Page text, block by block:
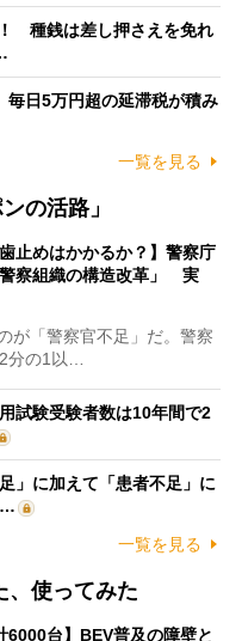
種銭は差し押さえを免れ
日5万円超の延滞税が積み
一覧を見る
の活路」
止めはかかるか？】警察庁
察組織の構造改革」 実
が「警察官不足」だ。警察
分の1以…
試験受験者数は10年間で2
」に加えて「患者不足」に
…
一覧を見る
、使ってみた
6000台】BEV普及の障壁と